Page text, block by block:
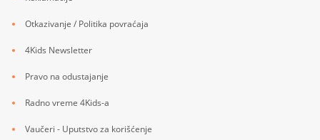
Otkazivanje / Politika povraćaja
4Kids Newsletter
Pravo na odustajanje
Radno vreme 4Kids-a
Vaučeri - Uputstvo za korišćenje